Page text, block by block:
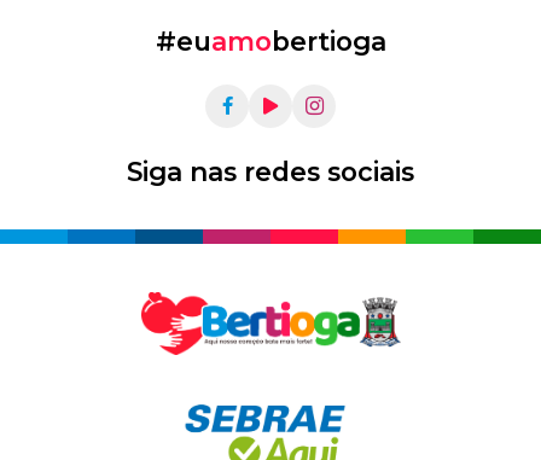
#euamobertioga
Siga nas redes sociais